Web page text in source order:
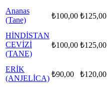
Ananas
(Tane)
₺100,00 ₺125,00
HİNDİSTAN
CEVİZİ
(TANE)
₺100,00 ₺125,00
ERİK
(ANJELİCA) ₺90,00 ₺120,00